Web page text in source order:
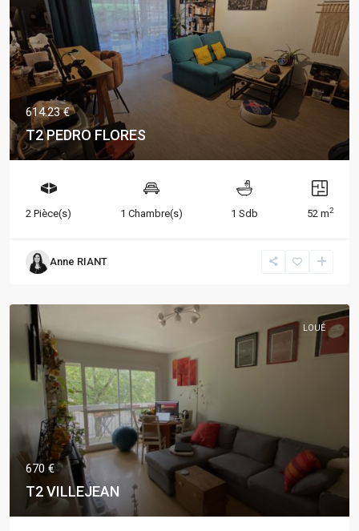
614.23 €
T2 PEDRO FLORES
2 Pièce(s) 1 Chambre(s) 1 Sdb 52 m2
Anne RIANT
LOUÉ
670 €
T2 VILLEJEAN